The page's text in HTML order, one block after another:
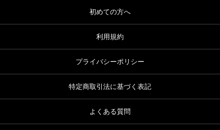
初めての方へ
利用規約
プライバシーポリシー
特定商取引法に基づく表記
よくある質問